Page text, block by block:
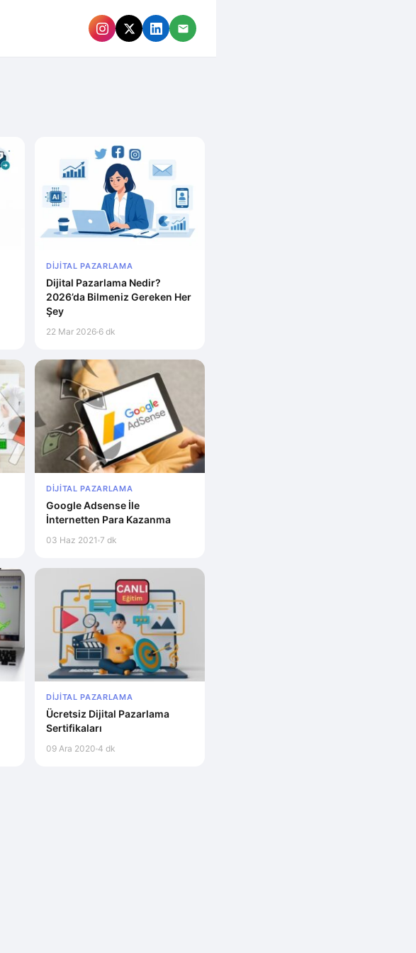
DIJITAL PAZARLAMA
Dijital Pazarlama Nedir?
2026’da Bilmeniz Gereken Her
Şey
22 Mar 2026 6 dk
DIJITAL PAZARLAMA
Google Adsense İle
İnternetten Para Kazanma
03 Haz 2021 7 dk
DIJITAL PAZARLAMA
Ücretsiz Dijital Pazarlama
Sertifikaları
09 Ara 2020 4 dk